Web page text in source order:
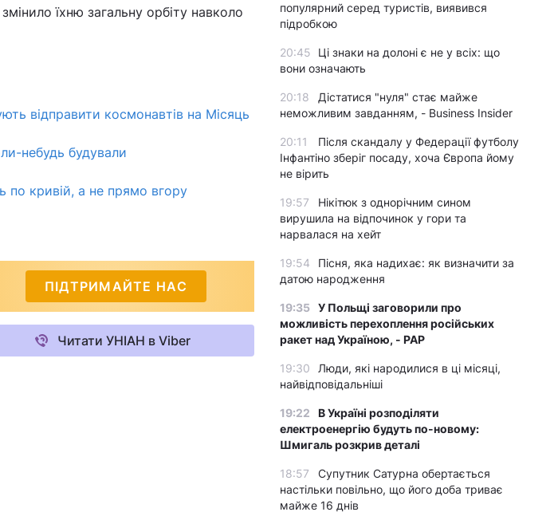
їхню загальну орбіту навколо
відправити космонавтів на Місяць
небудь будували
по кривій, а не прямо вгору
ПІДТРИМАЙТЕ НАС
Читати УНІАН в Viber
популярний серед туристів, виявився
підробкою
20:45
Ці знаки на долоні є не у всіх: що
вони означають
20:18
Дістатися "нуля" стає майже
неможливим завданням, - Business Insider
20:11
Після скандалу у Федерації футболу
Інфантіно зберіг посаду, хоча Європа йому
не вірить
19:57
Нікітюк з однорічним сином
вирушила на відпочинок у гори та
нарвалася на хейт
19:54
Пісня, яка надихає: як визначити за
датою народження
19:35 У Польщі заговорили про
можливість перехоплення російських
ракет над Україною, - PAP
19:30
Люди, які народилися в ці місяці,
найвідповідальніші
19:22
В Україні розподіляти
електроенергію будуть по-новому:
Шмигаль розкрив деталі
18:57
Супутник Сатурна обертається
настільки повільно, що його доба триває
майже 16 днів